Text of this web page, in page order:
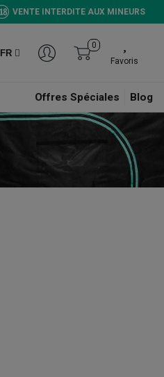
VENTE INTERDITE AUX MINEURS
FR
0
Favoris
Offres Spéciales Blog